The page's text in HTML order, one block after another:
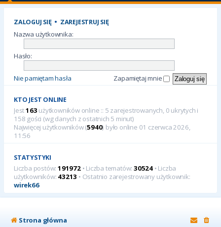
ZALOGUJ SIĘ• ZAREJESTRUJ SIĘ
Nazwa użytkownika:
Hasło:
Nie pamiętam hasła Zapamiętaj mnie
KTO JEST ONLINE
Jest163 użytkowników online :: 5 zarejestrowanych, 0 ukrytych i
158 gości (wg danych z ostatnich 5 minut)
Najwięcej użytkowników (5940) było online 01 czerwca 2026,
11:56
STATYSTYKI
Liczba postów: 191972• Liczba tematów:30524 • Liczba
użytkowników: 43213 • Ostatnio zarejestrowany użytkownik:
wirek66
Strona główna